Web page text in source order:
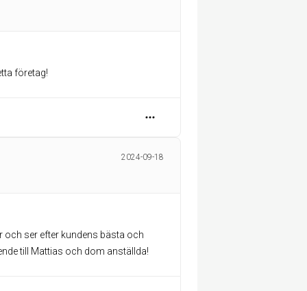
företag!
2024-09-18
och ser efter kundens bästa och
till Mattias och dom anställda!